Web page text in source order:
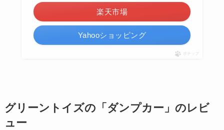
楽天市場
Yahooショッピング
ポチップ
グリーントイズの「ダンプカー」のレビ
ュー